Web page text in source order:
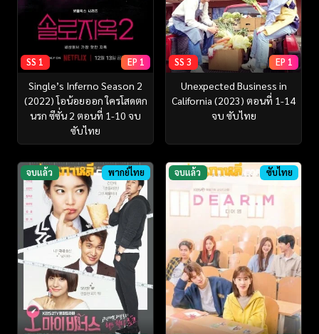
SS 1 EP 1
Single’s Inferno Season 2
(2022) โอน้อยออก ใครโสดตก
นรก ซีซั่น 2 ตอนที่ 1-10 จบ
ซับไทย
SS 3 EP 1
Unexpected Business in
California (2023) ตอนที่ 1-14
จบ ซับไทย
จบแล้ว พากย์ไทย จบแล้ว ซับไทย